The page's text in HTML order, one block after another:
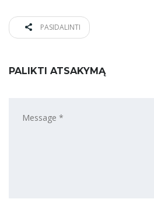
PASIDALINTI
PALIKTI ATSAKYMĄ